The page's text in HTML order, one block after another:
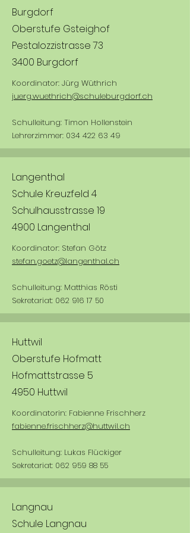
Burgdorf
Oberstufe Gsteighof
Pestalozzistrasse 73
3400 Burgdorf
Koordinator: Jürg Wüthrich
juerg.wuethrich@schuleburgdorf.ch
Schulleitung: Timon Hollenstein
Lehrerzimmer: 034 422 63 49
Langenthal
Schule Kreuzfeld 4
Schulhausstrasse 19
4900 Langenthal
Koordinator: Stefan Götz
stefan.goetz@langenthal.ch
Schulleitung: Matthias Rösti
Sekretariat: 062 916 17 50
Huttwil
Oberstufe Hofmatt
Hofmattstrasse 5
4950 Huttwil
Koordinatorin: Fabienne Frischherz
fabienne.frischherz@huttwil.ch
Schulleitung: Lukas Flückiger
Sekretariat: 062 959 88 55
Langnau
Schule Langnau